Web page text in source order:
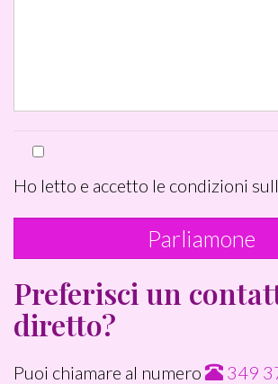
Ho letto e accetto le condizioni
Preferisci un
diretto?
Puoi chiamare al numero 349